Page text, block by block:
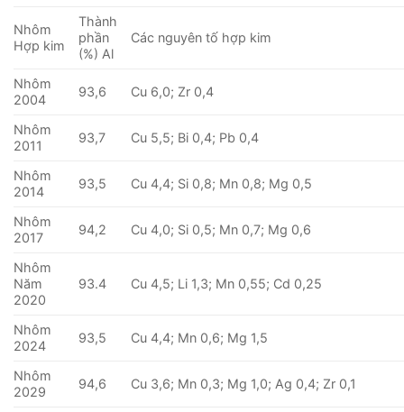
Nhôm
Hợp kim
Thành
phần
(%) Al
Các nguyên tố hợp kim
Nhôm
2004
93,6 Cu 6,0; Zr 0,4
Nhôm
2011
93,7 Cu 5,5; Bi 0,4; Pb 0,4
Nhôm
2014
93,5 Cu 4,4; Si 0,8; Mn 0,8; Mg 0,5
Nhôm
2017
94,2 Cu 4,0; Si 0,5; Mn 0,7; Mg 0,6
Nhôm
Năm
2020
93.4 Cu 4,5; Li 1,3; Mn 0,55; Cd 0,25
Nhôm
2024
93,5 Cu 4,4; Mn 0,6; Mg 1,5
Nhôm
2029
94,6 Cu 3,6; Mn 0,3; Mg 1,0; Ag 0,4; Zr 0,1